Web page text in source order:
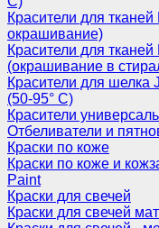
Красители для
окрашивание)
Красители для
(окрашивание в
Красители для шелка
(50-95° С)
Красители
Отбеливатели и
Краски по коже
Краски по коже и
Paint
Краски для свечей
Краски для свечей